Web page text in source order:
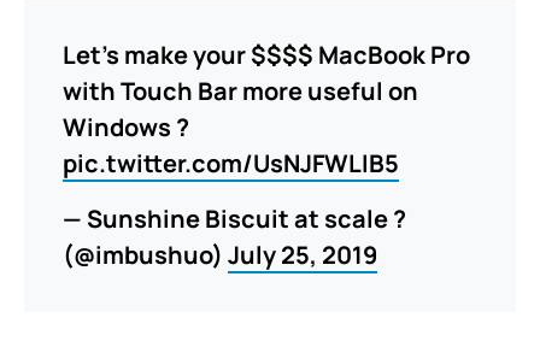
Let’s make your $$$$ MacBook Pro
with Touch Bar more useful on
Windows ?
pic.twitter.com/UsNJFWLIB5
— Sunshine Biscuit at scale ?
(@imbushuo) July 25, 2019